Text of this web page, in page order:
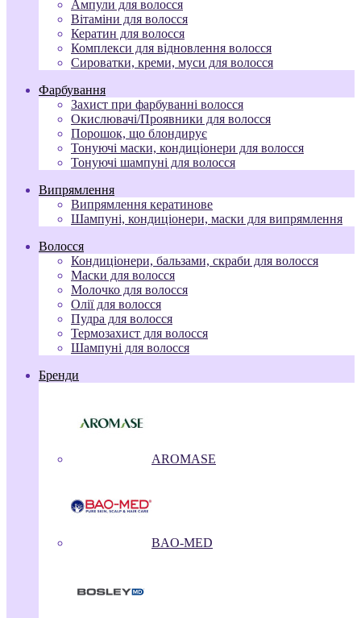
Ампули для волосся
Вітаміни для волосся
Кератин для волосся
Комплекси для відновлення волосся
Сироватки, креми, муси для волосся
Фарбування
Захист при фарбуванні волосся
Окислювачі/Проявники для волосся
Порошок, що блондирує
Тонуючі маски, кондиціонери для волосся
Тонуючі шампуні для волосся
Випрямлення
Випрямлення кератинове
Шампуні, кондиціонери, маски для випрямлення
Волосся
Кондиціонери, бальзами, скраби для волосся
Маски для волосся
Молочко для волосся
Олії для волосся
Пудра для волосся
Термозахист для волосся
Шампуні для волосся
Бренди
AROMASE
BAO-MED